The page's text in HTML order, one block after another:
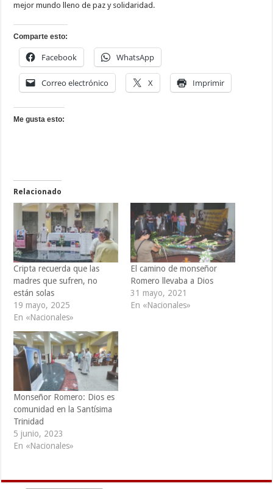
mejor mundo lleno de paz y solidaridad.
Comparte esto:
Facebook WhatsApp
Correo electrónico X Imprimir
Me gusta esto:
Relacionado
Cripta recuerda que las
madres que sufren, no
están solas
19 mayo, 2025
En «Nacionales»
El camino de monseñor
Romero llevaba a Dios
31 mayo, 2021
En «Nacionales»
Monseñor Romero: Dios es
comunidad en la Santísima
Trinidad
5 junio, 2023
En «Nacionales»